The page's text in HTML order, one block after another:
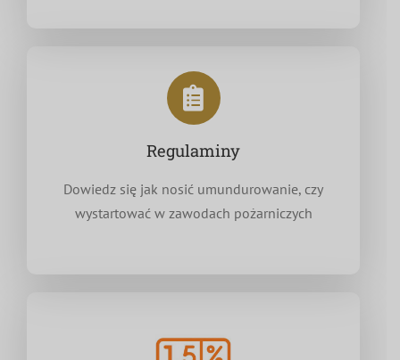
Regulaminy
Dowiedz się jak nosić umundurowanie, czy
wystartować w zawodach pożarniczych